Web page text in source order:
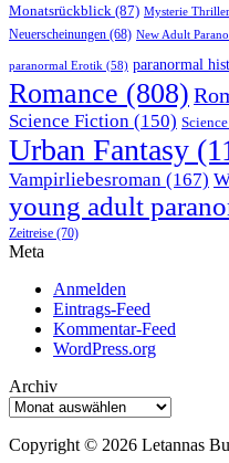
Monatsrückblick (87) Mysterie Thriller
Neuerscheinungen (68) New Adult
paranormal Erotik (58) paranormal
Romance (808)
Science Fiction (150)
Urban Fantasy
Vampirliebesroman (167)
young adult
Zeitreise (70)
Meta
Anmelden
Eintrags-Feed
Kommentar-Feed
WordPress.org
Archiv
Archiv
Copyright © 2026 Letannas